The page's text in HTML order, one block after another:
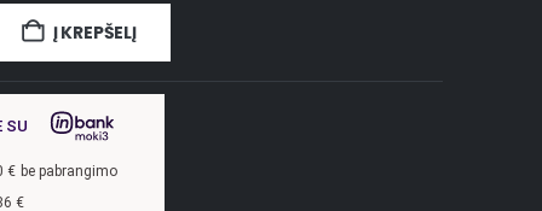
Į KREPŠELĮ
SU
€ be pabrangimo
€